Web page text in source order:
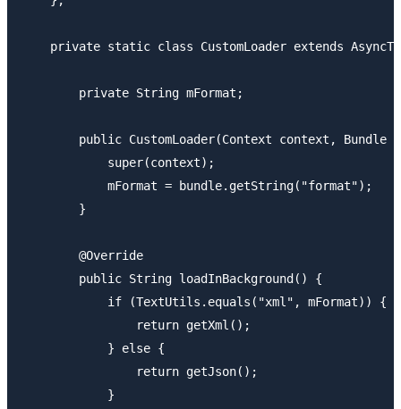
private static class CustomLoader extends
        private String mFormat;
public CustomLoader(Context context, Bundle
            super(context);
            mFormat = bundle.getString("format");
        }
        @Override
        public String loadInBackground() {
            if (TextUtils.equals("xml", mFormat)) {
                return getXml();
            } else {
                return getJson();
            }